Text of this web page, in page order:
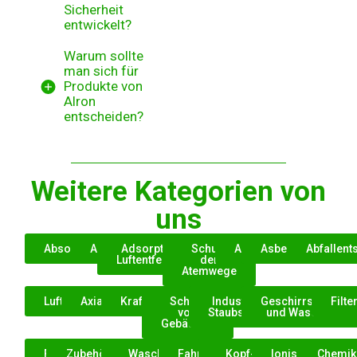
Sicherheit
entwickelt?
Warum sollte
man sich für
Produkte von
Alron
entscheiden?
Weitere Kategorien von
uns
Absorptionsmittel
AdBlueAdsorptions-
Luftentfeuchter
Schutz
der
Atemwege
AsbestAsbestentfernung
Luftentfeuchter
AxialventilatorenKraftstoffadditive
Schutz
von
Gebäuden
Industrielle
Staubsaugerund Waschmittel
FansZubehör für Waschen
Fahrzeugpflege
Kopf- und